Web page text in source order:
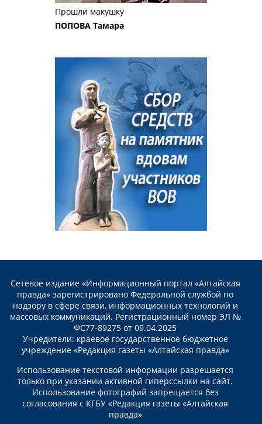
Прошли макушку
ПОПОВА Тамара
Сетевое издание «Информационный портал «Алтайская
правда» зарегистрировано Федеральной службой по
надзору в сфере связи, информационных технологий и
массовых коммуникаций. Регистрационный номер ЭЛ №
ФС77-89275 от 09.04.2025
Учредители: краевое государственное бюджетное
учреждение «Редакция газеты «Алтайская правда»
Использование текстовой информации разрешается
только при указании активной гиперссылки на сайт.
Использование фотографий запрещается без
согласования с КГБУ «Редакция газеты «Алтайская
правда»